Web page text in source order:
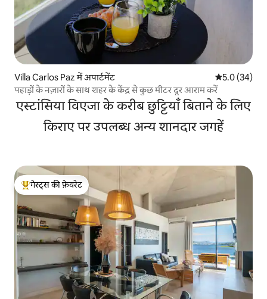
Villa Carlos Paz में अपार्टमेंट औसत रेटिंग 5
5.0 (34)
पहाड़ों के नज़ारों के साथ शहर के केंद्र से कुछ मीटर दूर आराम करें
एस्टांसिया विएजा के करीब छुट्टियाँ बिताने के लिए
किराए पर उपलब्ध अन्य शानदार जगहें
गेस्ट्स का टॉप फ़ेवरेट
गेस्ट्स की फ़ेवरेट